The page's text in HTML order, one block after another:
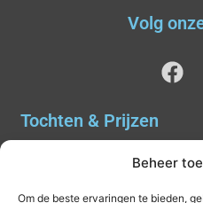
Beheer
Om de beste ervaringen te bieden,
Volg
Tochten & Prijzen